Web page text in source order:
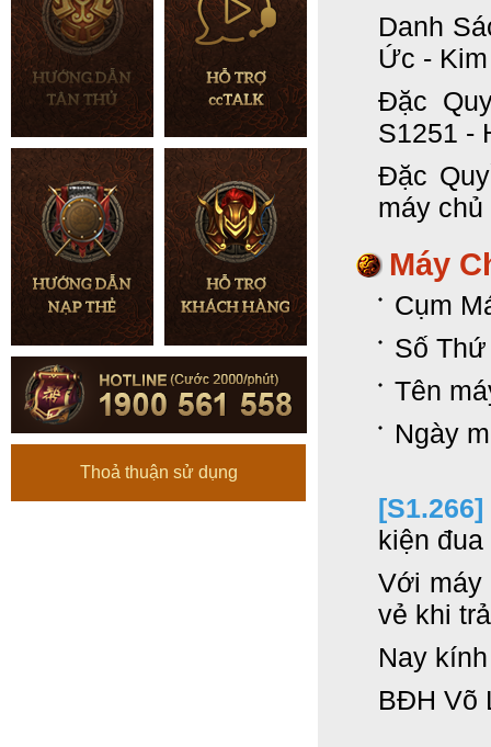
Thoả thuận sử dụng
Danh
Ức -
Đặc
S1251 -
Đặc
máy
Máy
Cụm
Số
Tên
Ngày
kiện đua
Với máy
vẻ khi
Nay
BĐH Võ